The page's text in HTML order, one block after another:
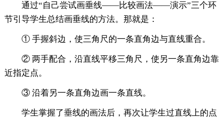
通过“自己尝试画垂线——比较画法——演示”三个环
节引导学生总结画垂线的方法。那就是：
① 手握斜边，使三角尺的一条直角边与直线重合。
② 两手配合，沿直线平移三角尺，使另一条直角边靠
近指定点。
③ 沿着另一条直角边画一条直线。
学生掌握了垂线的画法后，再次让学生过直线上的点